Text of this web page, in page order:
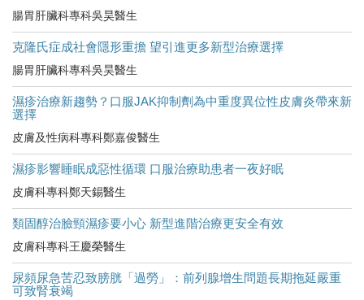
腸胃肝臟科專科吳昊醫生
克隆氏症成社會隱形重擔 望引進更多新型治療選擇
腸胃肝臟科專科吳昊醫生
濕疹治療新趨勢？口服JAK抑制劑為中重度異位性皮膚炎帶來新
選擇
皮膚及性病科專科鄭嘉俊醫生
濕疹影響睡眠成惡性循環 口服治療助患者一夜好眠
皮膚科專科鄭天錫醫生
類固醇治臉頸濕疹要小心 新型進階治療更安全有效
皮膚科專科王慶榮醫生
尿頻尿急苦忍致膀胱「過勞」：前列腺增生問題長期拖延嚴重
可致腎衰竭